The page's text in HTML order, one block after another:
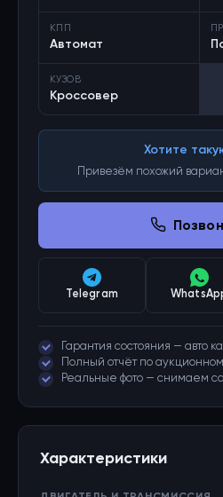
КПП
Автомат
КУЗОВ
Кроссовер
Хотите
Привезём похожий
Telegram
Гарантия состояния — авто
Полный отчёт по
Реальные фото — снимаем
Характеристики